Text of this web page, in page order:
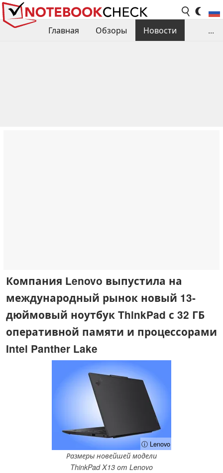
Главная Обзоры
Новости
...
Компания Lenovo выпустила на
международный рынок новый 13-
дюймовый ноутбук ThinkPad с 32 ГБ
оперативной памяти и процессорами
Intel Panther Lake
ⓘ Lenovo
Размеры новейшей модели
ThinkPad X13 от Lenovo